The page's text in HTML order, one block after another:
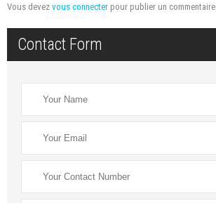
Vous devez vous connecter pour publier un commentaire.
Contact Form